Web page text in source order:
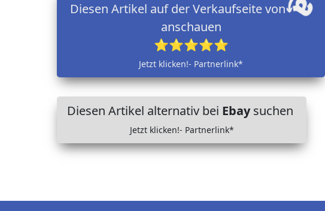
Diesen Artikel auf der Verkaufseite von
anschauen
⭐⭐⭐⭐⭐
Jetzt klicken!- Partnerlink*
Diesen Artikel alternativ bei Ebaysuchen
Jetzt klicken!- Partnerlink*